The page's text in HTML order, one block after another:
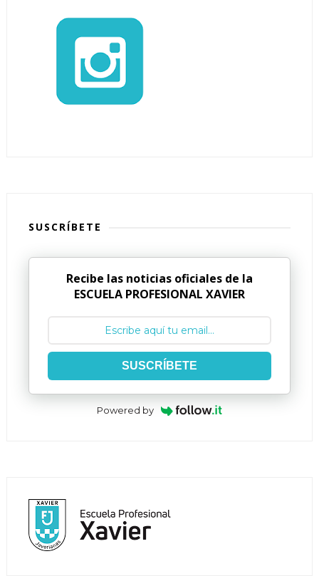
SUSCRÍBETE
Recibe las noticias oficiales de la
ESCUELA PROFESIONAL XAVIER
SUSCRÍBETE
Powered by